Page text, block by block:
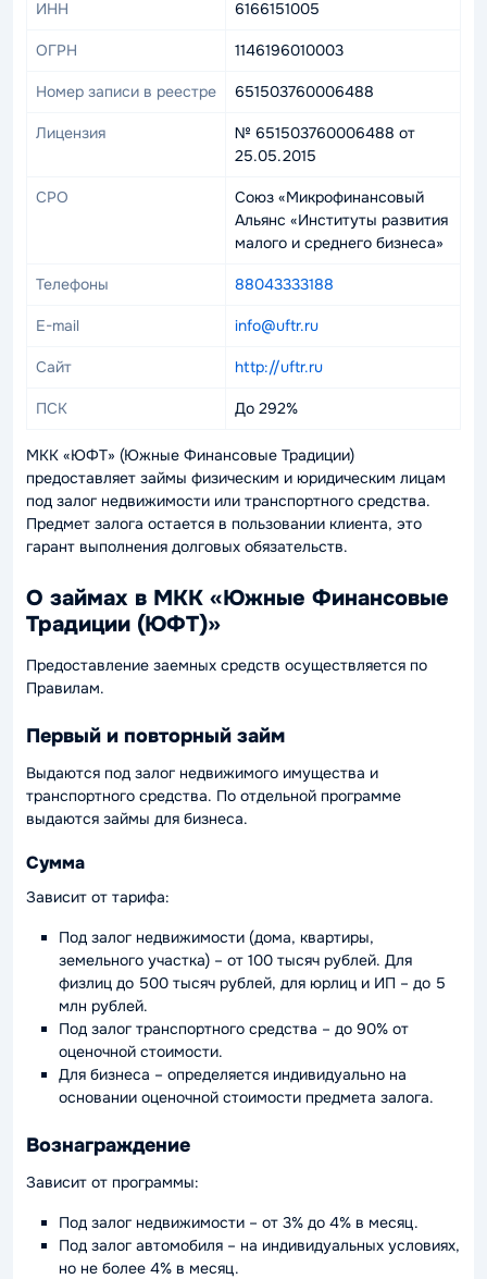
ИНН 6166151005
ОГРН 1146196010003
Номер записи в реестре 651503760006488
Лицензия
№ 651503760006488 от
25.05.2015
СРО
Союз «Микрофинансовый
Альянс «Институты развития
малого и среднего бизнеса»
Телефоны 88043333188
E-mail info@uftr.ru
Сайт http://uftr.ru
ПСК До 292%
МКК «ЮФТ» (Южные Финансовые Традиции)
предоставляет займы физическим и юридическим лицам
под залог недвижимости или транспортного средства.
Предмет залога остается в пользовании клиента, это
гарант выполнения долговых обязательств.
О займах в МКК «Южные Финансовые
Традиции (ЮФТ)»
Предоставление заемных средств осуществляется по
Правилам.
Первый и повторный займ
Выдаются под залог недвижимого имущества и
транспортного средства. По отдельной программе
выдаются займы для бизнеса.
Сумма
Зависит от тарифа:
Под залог недвижимости (дома, квартиры,
земельного участка) – от 100 тысяч рублей. Для
физлиц до 500 тысяч рублей, для юрлиц и ИП – до 5
млн рублей.
Под залог транспортного средства – до 90% от
оценочной стоимости.
Для бизнеса – определяется индивидуально на
основании оценочной стоимости предмета залога.
Вознаграждение
Зависит от программы:
Под залог недвижимости – от 3% до 4% в месяц.
Под залог автомобиля – на индивидуальных условиях,
но не более 4% в месяц.